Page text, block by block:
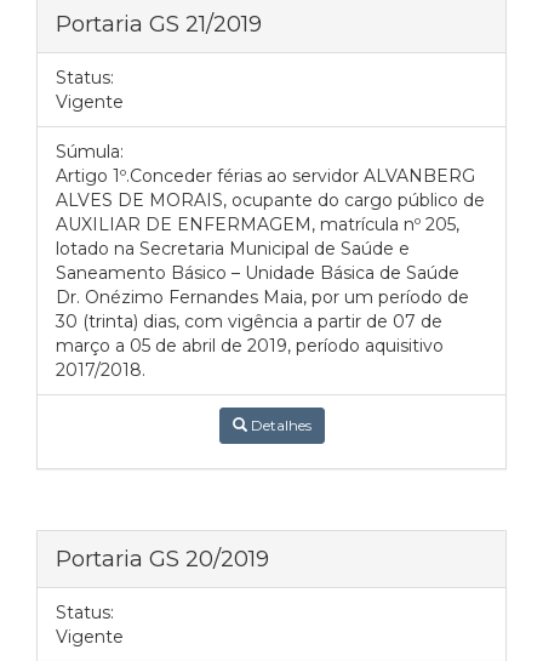
Portaria GS 21/2019
Status:
Vigente
Súmula:
Artigo 1º.Conceder férias ao servidor ALVANBERG
ALVES DE MORAIS, ocupante do cargo público de
AUXILIAR DE ENFERMAGEM, matrícula nº 205,
lotado na Secretaria Municipal de Saúde e
Saneamento Básico – Unidade Básica de Saúde
Dr. Onézimo Fernandes Maia, por um período de
30 (trinta) dias, com vigência a partir de 07 de
março a 05 de abril de 2019, período aquisitivo
2017/2018.
Detalhes
Portaria GS 20/2019
Status:
Vigente